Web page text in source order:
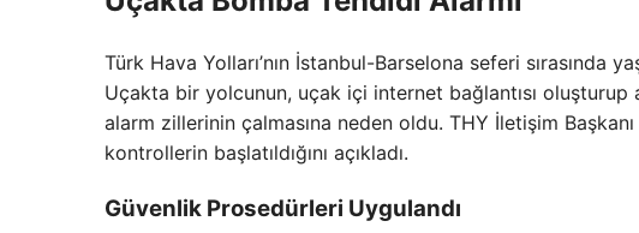
Türk Hava Yolları’nın İstanbul-Barselona seferi
Uçakta bir yolcunun, uçak içi internet bağlantısı oluşturup
alarm zillerinin çalmasına neden oldu. THY İletişim
kontrollerin başlatıldığını açıkladı.
Güvenlik Prosedürleri Uygulandı